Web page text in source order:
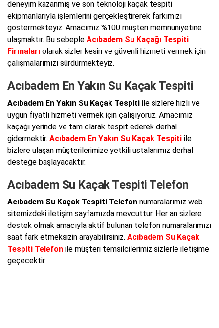
deneyim kazanmış ve son teknoloji kaçak tespiti
ekipmanlarıyla işlemlerini gerçekleştirerek farkımızı
göstermekteyiz. Amacımız %100 müşteri memnuniyetine
ulaşmaktır. Bu sebeple Acıbadem Su Kaçağı Tespiti
Firmaları olarak sizler kesin ve güvenli hizmeti vermek için
çalışmalarımızı sürdürmekteyiz.
Acıbadem En Yakın Su Kaçak Tespiti
Acıbadem En Yakın Su Kaçak Tespiti ile sizlere hızlı ve
uygun fiyatlı hizmeti vermek için çalışıyoruz. Amacımız
kaçağı yerinde ve tam olarak tespit ederek derhal
gidermektir. Acıbadem En Yakın Su Kaçak Tespiti ile
bizlere ulaşan müşterilerimize yetkili ustalarımız derhal
desteğe başlayacaktır.
Acıbadem Su Kaçak Tespiti Telefon
Acıbadem Su Kaçak Tespiti Telefon numaralarımız web
sitemizdeki iletişim sayfamızda mevcuttur. Her an sizlere
destek olmak amacıyla aktif bulunan telefon numaralarımızı
saat fark etmeksizin arayabilirsiniz. Acıbadem Su Kaçak
Tespiti Telefon ile müşteri temsilcilerimiz sizlerle iletişime
geçecektir.